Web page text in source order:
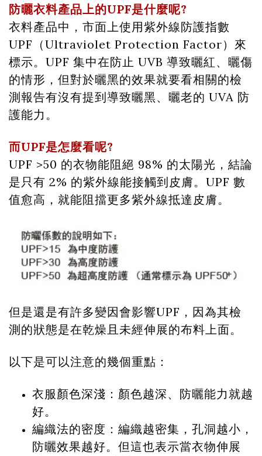
防曬衣料產品上的UPF是什麼呢?
衣料產品中，市面上使用紫外線防護指數
UPF（Ultraviolet Protection Factor）來
標示。UPF 集中在防止 UVB 導致曬紅、曬傷
的情形，但對於曬黑的效果就要看相關的檢
測報告有沒有提到導致曬黑、曬老的 UVA 防
護能力。
而UPF是怎麼看呢?
UPF >50 的衣物能阻絕 98% 的太陽光，結論
是只有 2% 的紫外線能接觸到皮膚。UPF 數
值愈高，就能阻擋更多紫外線抵達皮膚。
但是還是有許多變因會影響UPF，因為其檢
測的狀態是在乾燥且未經伸展的布料上面。
以下是可以注意的幾個重點：
衣服顏色深淺：顏色越深、防曬能力就越
好。
編織法的密度：編織越密集，孔洞越小，
防曬效果越好。但這也表示當衣物伸展